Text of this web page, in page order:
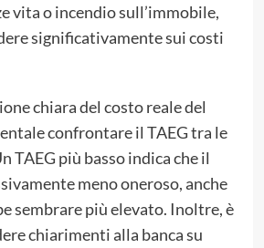
vita o incendio sull’immobile,
significativamente sui costi
chiara del costo reale del
confrontare il TAEG tra le
TAEG più basso indica che il
meno oneroso, anche
sembrare più elevato. Inoltre, è
chiarimenti alla banca su